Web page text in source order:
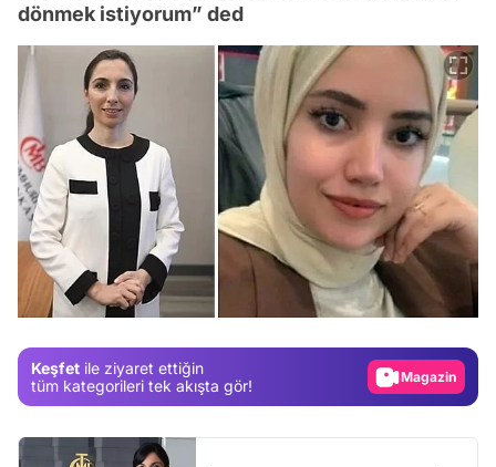
dönmek istiyorum” ded
Keşfet ile ziyaret ettiğin
tüm kategorileri tek akışta gör!
Video
Gündem
Video